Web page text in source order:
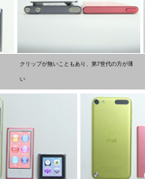
クリップが無いこともあり、第7世代の方が薄
い